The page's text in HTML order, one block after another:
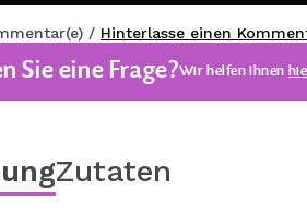
/ Hinterlasse einen
Sie eine Frage?Wir helfen Ihnen
Zutaten